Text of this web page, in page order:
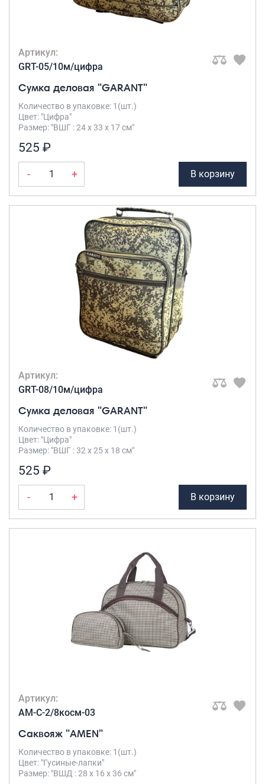
Артикул:
GRT-05/10м/цифра
Сумка деловая "GARANT"
Количество в упаковке: 1(шт.)
Цвет: "Цифра"
Размер: "ВШГ : 24 х 33 х 17 см"
525 ₽
- + В корзину
Артикул:
GRT-08/10м/цифра
Сумка деловая "GARANT"
Количество в упаковке: 1(шт.)
Цвет: "Цифра"
Размер: "ВШГ : 32 х 25 х 18 см"
525 ₽
- + В корзину
Артикул:
AM-C-2/8косм-03
Саквояж "AMEN"
Количество в упаковке: 1(шт.)
Цвет: "Гусиные-лапки"
Размер: "ВШД : 28 х 16 х 36 см"